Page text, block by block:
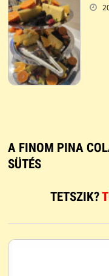
A FINOM PINA
SÜTÉS
TETSZIK?